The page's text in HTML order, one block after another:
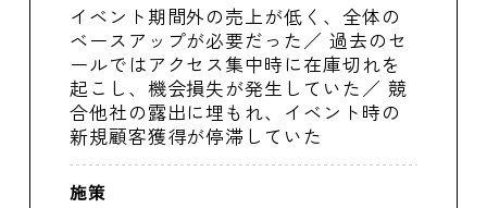
イベント期間外の売上が低く、全体の
ベースアップが必要だった／ 過去のセ
ールではアクセス集中時に在庫切れを
起こし、機会損失が発生していた／ 競
合他社の露出に埋もれ、イベント時の
新規顧客獲得が停滞していた
施策